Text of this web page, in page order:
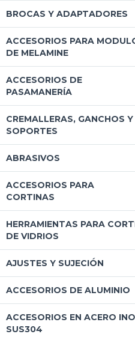
BROCAS Y ADAPTADORES
ACCESORIOS PARA
DE MELAMINE
ACCESORIOS DE
PASAMANERÍA
CREMALLERAS, GANCHOS Y
SOPORTES
ABRASIVOS
ACCESORIOS PARA
CORTINAS
HERRAMIENTAS PARA
DE VIDRIOS
AJUSTES Y SUJECIÓN
ACCESORIOS DE ALUMINIO
ACCESORIOS EN ACERO
SUS304